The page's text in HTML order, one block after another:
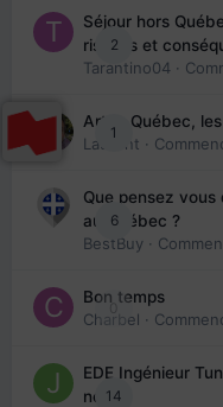
2
Séjour hors
risques et
Tarantino04 ·
1
Arte : Québec,
Laurent ·
6
Que pensez
au Québec ?
BestBuy ·
0
Bon temps
Charbel ·
14
EDE Ingénieur
note